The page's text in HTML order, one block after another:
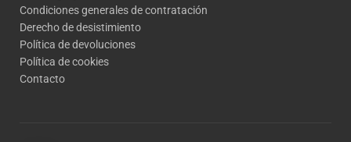
Condiciones generales de contratación
Derecho de desistimiento
Política de devoluciones
Política de cookies
Contacto